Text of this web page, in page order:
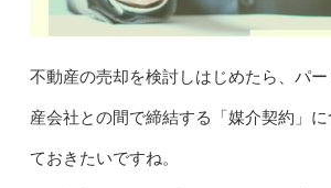
不動産の売却を検討しはじめたら、パ
産会社との間で締結する「媒介契約」
ておきたいですね。